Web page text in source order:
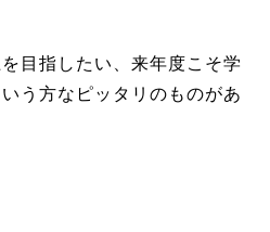
目指したい、来年度こそ学
う方なピッタリのものがあ